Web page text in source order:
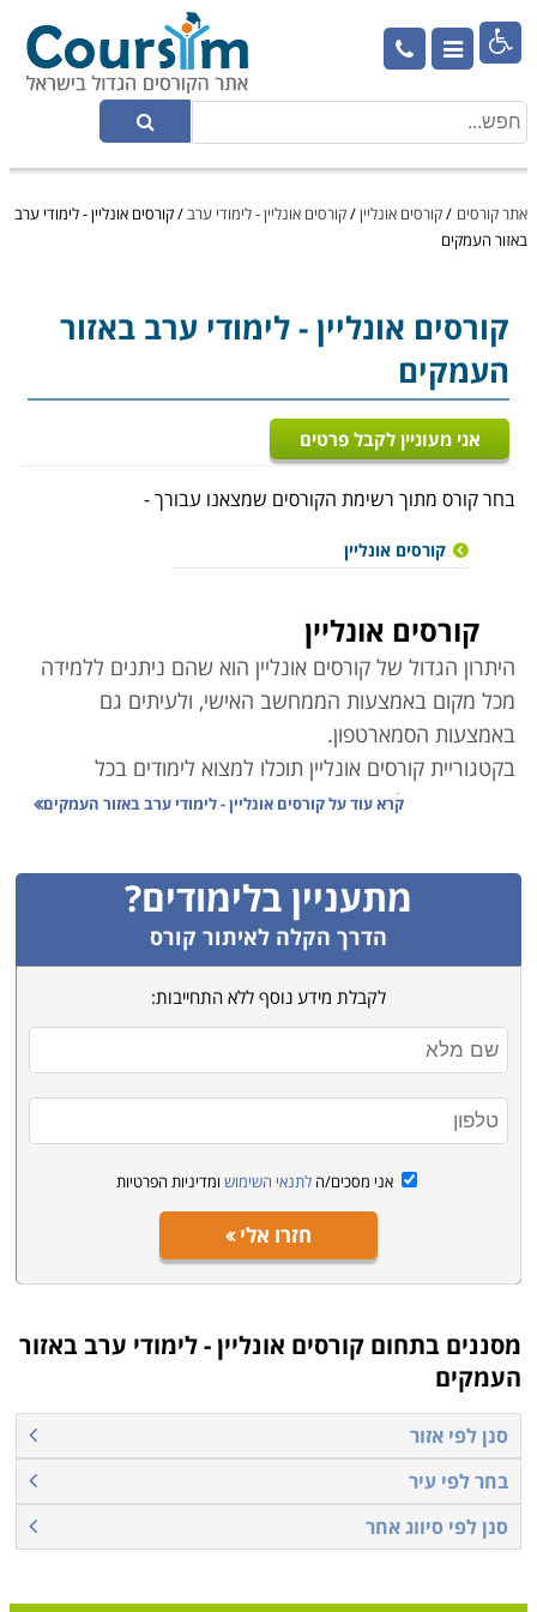

אתר קורסים /קורסים אונליין/קורסים אונליין - לימודי ערב/קורסים אונליין - לימודי ערב
באזור העמקים
קורסים אונליין - לימודי ערב באזור
העמקים
אני מעוניין לקבל פרטים
בחר קורס מתוך רשימת הקורסים שמצאנו עבורך -
קורסים אונליין
קורסים אונליין
היתרון הגדול של קורסים אונליין הוא שהם ניתנים ללמידה
מכל מקום באמצעות הממחשב האישי, ולעיתים גם
באמצעות הסמארטפון.
בקטגוריית קורסים אונליין תוכלו למצוא לימודים בכל
התחומים ובכל הרמות.
ושוק ההון, המחשבים והתוכנה, חינוך, עיצוב ואפילו ספורט.
קורסים רבים מועברים פרונטלית באמצעות מצלמת
המחשב ומאפשרים שיחה אינטרקטיבית בין המרצה
לתלמידים.
חלק מהקורסים הם בפורמט של קורסים מוקלטים –
הרצאות, בהם ניתן לקבל ידע נרחב בתחום המבוקש, לחזור
על חומר שנלמד ולהעמיק בידע הנרכש.
קראו בקטגוריית קורסים אונליין את פירוט הקורסים, בחרו את
הקורס המתאים, מלאו את הפרטים ונציג הקורס יצור אתכם
קשר בהקדם.
קרא עוד עלקורסים אונליין - לימודי ערב באזור העמקים
מתעניין בלימודים?
הדרך הקלה לאיתור קורס
לקבלת מידע נוסף ללא התחייבות:
אני מסכים/ה לתנאי השימוש ומדיניות הפרטיות
חזרו אלי
מסננים בתחום קורסים אונליין - לימודי ערב באזור
העמקים
סנן לפי אזור
בחר לפי עיר
סנן לפי סיווג אחר